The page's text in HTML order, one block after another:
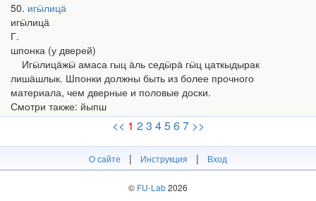
50 игӹлицӓ
игӹлицӓ
Г.
шпонка (у дверей)
Игӹлицӓжӹ амаса гыц ӓль седӹрӓ гӹц цаткыдырак
лишӓшлык. Шпонки должны быть из более прочного
материала, чем дверные и половые доски.
Смотри также: йыпш
<< 1 23 4567 >>
О сайте | Инструкция | Вход
© FU-Lab2026